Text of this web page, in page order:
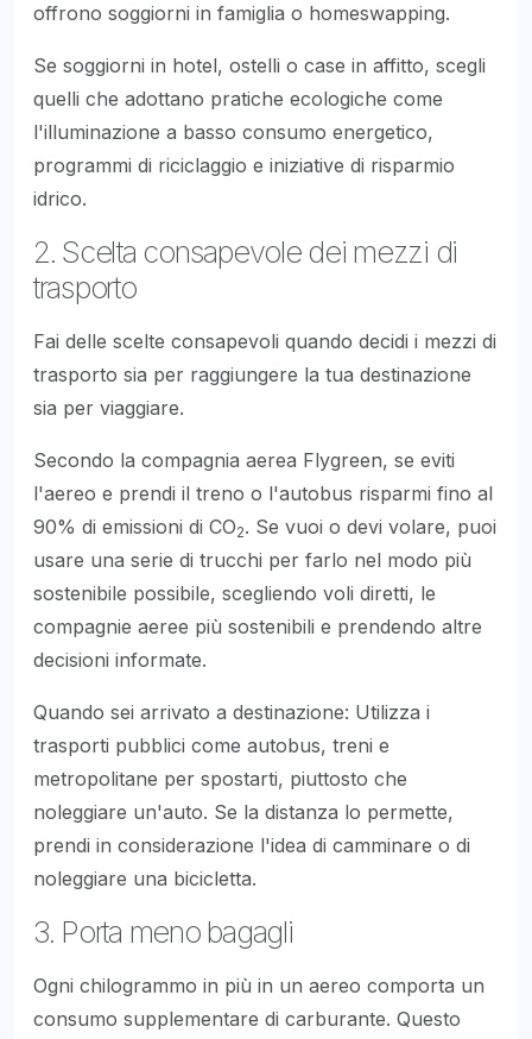
offrono soggiorni in famiglia o homeswapping.
Se soggiorni in hotel, ostelli o case in affitto, scegli
quelli che adottano pratiche ecologiche come
l'illuminazione a basso consumo energetico,
programmi di riciclaggio e iniziative di risparmio
idrico.
2. Scelta consapevole dei mezzi di
trasporto
Fai delle scelte consapevoli quando decidi i mezzi di
trasporto sia per raggiungere la tua destinazione
sia per viaggiare.
Secondo la compagnia aerea Flygreen, se eviti
l'aereo e prendi il treno o l'autobus risparmi fino al
90% di emissioni di CO2. Se vuoi o devi volare, puoi
usare una serie di trucchi per farlo nel modo più
sostenibile possibile, scegliendo voli diretti, le
compagnie aeree più sostenibili e prendendo altre
decisioni informate.
Quando sei arrivato a destinazione: Utilizza i
trasporti pubblici come autobus, treni e
metropolitane per spostarti, piuttosto che
noleggiare un'auto. Se la distanza lo permette,
prendi in considerazione l'idea di camminare o di
noleggiare una bicicletta.
3. Porta meno bagagli
Ogni chilogrammo in più in un aereo comporta un
consumo supplementare di carburante. Questo